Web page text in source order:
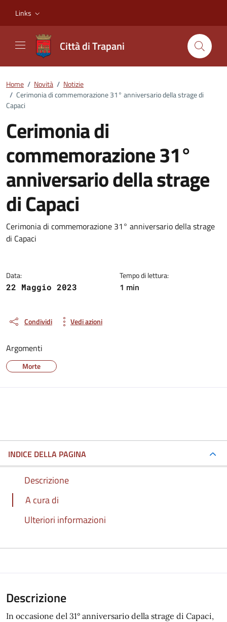
Links
Città di Trapani
Home / Novità / Notizie
/ Cerimonia di commemorazione 31° anniversario della strage di
Capaci
Cerimonia di
commemorazione 31°
anniversario della strage
di Capaci
Dettagli della notizia
Cerimonia di commemorazione 31° anniversario della strage
di Capaci
Data:
22 Maggio 2023
Tempo di lettura:
1 min
Condividi Vedi azioni
Argomenti
Morte
INDICE DELLA PAGINA
Descrizione
A cura di
Ulteriori informazioni
Descrizione
In occasione del 31° anniversario della strage di Capaci,